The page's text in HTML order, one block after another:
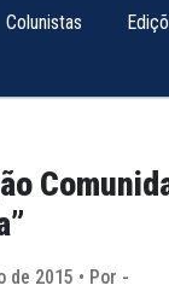
Colunistas
de 2015 • Por -